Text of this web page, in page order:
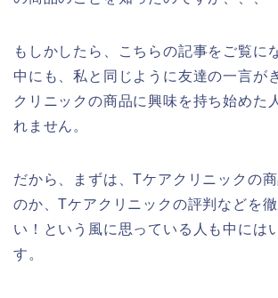
もしかしたら、こちらの記事をご覧に
中にも、私と同じように友達の一言が
クリニックの商品に興味を持ち始めた
れません。
だから、まずは、Tケアクリニックの
のか、Tケアクリニックの評判などを
い！という風に思っている人も中には
す。